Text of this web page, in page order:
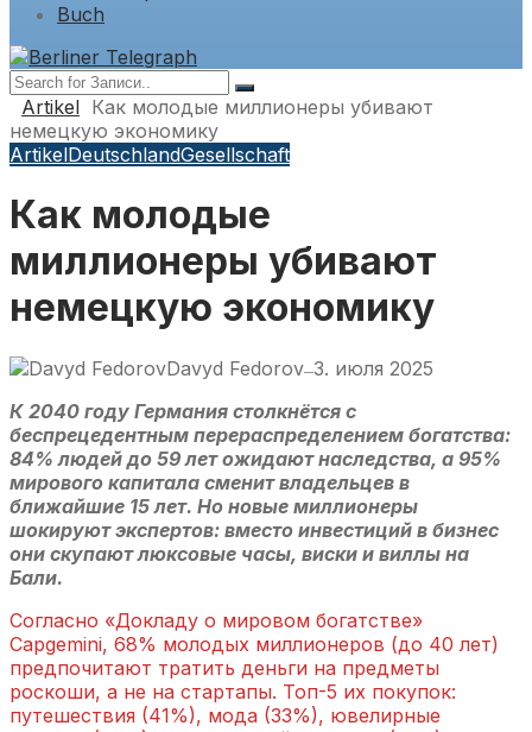
Buch
Artikel Как молодые миллионеры убивают
немецкую экономику
ArtikelDeutschlandGesellschaft
Как молодые
миллионеры убивают
немецкую экономику
Davyd Fedorov—3. июля 2025
К 2040 году Германия столкнётся с
беспрецедентным перераспределением богатства:
84% людей до 59 лет ожидают наследства, а 95%
мирового капитала сменит владельцев в
ближайшие 15 лет. Но новые миллионеры
шокируют экспертов: вместо инвестиций в бизнес
они скупают люксовые часы, виски и виллы на
Бали.
Согласно «Докладу о мировом богатстве»
Capgemini, 68% молодых миллионеров (до 40 лет)
предпочитают тратить деньги на предметы
роскоши, а не на стартапы. Топ-5 их покупок:
путешествия (41%), мода (33%), ювелирные